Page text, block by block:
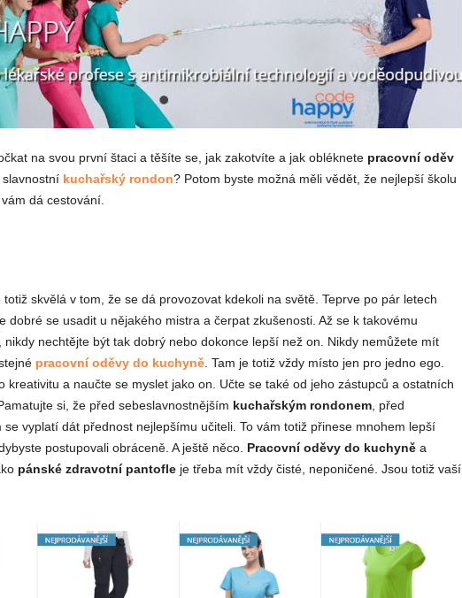
na svou první štaci a těšíte se, jak zakotvíte a jak obléknete pracovní oděv
kuchařský rondon? Potom byste možná měli vědět, že nejlepší školu
dá cestování.
totiž skvělá v tom, že se dá provozovat kdekoli na světě. Teprve po pár letech
dobré se usadit u nějakého mistra a čerpat zkušenosti. Až se k takovému
nikdy nechtějte být tak dobrý nebo dokonce lepší než on. Nikdy nemůžete mít
pracovní oděvy do kuchyně. Tam je totiž vždy místo jen pro jedno ego.
kreativitu a naučte se myslet jako on. Učte se také od jeho zástupců a ostatních
si, že před sebeslavnostnějším kuchařským rondonem, před
se vyplatí dát přednost nejlepšímu učiteli. To vám totiž přinese mnohem lepší
postupovali obráceně. A ještě něco. Pracovní oděvy do kuchyně a
pánské zdravotní pantofleje třeba mít vždy čisté, neponičené. Jsou totiž vaší